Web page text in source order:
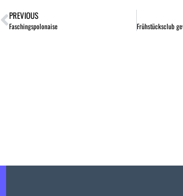
PREVIOUS
Faschingspolonaise